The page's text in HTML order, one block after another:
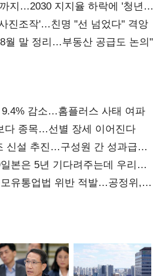
지…2030 지지율 하락에 '청년
진조작'…친명 "선 넘었다" 격앙
월 말 정리…부동산 공급도 논의"
감소…홈플러스 사태 여파
다 종목…선별 장세 이어진다
신설 추진…구성원 간 성과급
본은 5년 기다려주는데 우리는
론 부족한 코스닥 구하기
유통업법 위반 적발…공정위,